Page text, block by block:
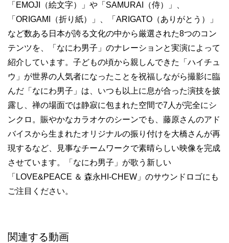
「EMOJI（絵文字）」や「SAMURAI（侍）」、
「ORIGAMI（折り紙）」、「ARIGATO（ありがとう）」
など数ある日本が誇る文化の中から厳選された8つのコン
テンツを、「なにわ男子」のナレーションと実演によって
紹介しています。子どもの頃から親しんできた「ハイチュ
ウ」が世界の人気者になったことを祝福しながら撮影に臨
んだ「なにわ男子」は、いつも以上に息が合った演技を披
露し、禅の場面では静寂に包まれた空間で7人が完全にシ
ンクロ。賑やかなカラオケのシーンでも、藤原さんのアド
バイスから生まれたオリジナルの振り付けを大橋さんが再
現するなど、見事なチームワークで素晴らしい映像を完成
させています。「なにわ男子」が歌う新しい
「LOVE&PEACE ＆ 森永HI-CHEW」のサウンドロゴにも
ご注目ください。
関連する動画